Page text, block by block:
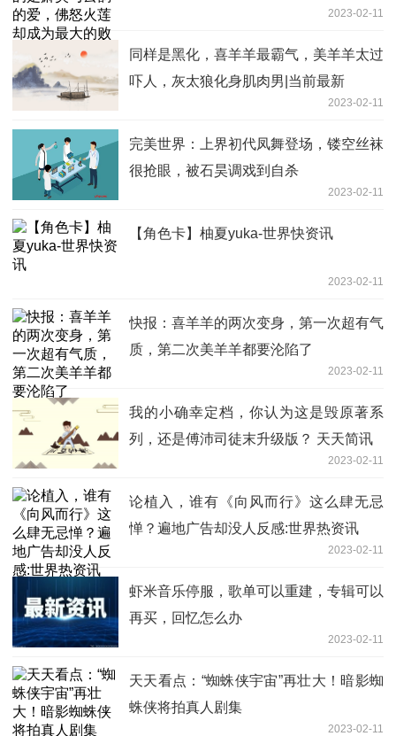
2023-02-11
同样是黑化，喜羊羊最霸气，美羊羊太过
吓人，灰太狼化身肌肉男|当前最新
2023-02-11
完美世界：上界初代凤舞登场，镂空丝袜
很抢眼，被石昊调戏到自杀
2023-02-11
【角色卡】柚夏yuka-世界快资讯
2023-02-11
快报：喜羊羊的两次变身，第一次超有气
质，第二次美羊羊都要沦陷了
2023-02-11
我的小确幸定档，你认为这是毁原著系
列，还是傅沛司徒末升级版？ 天天简讯
2023-02-11
论植入，谁有《向风而行》这么肆无忌
惮？遍地广告却没人反感:世界热资讯
2023-02-11
虾米音乐停服，歌单可以重建，专辑可以
再买，回忆怎么办
2023-02-11
天天看点：“蜘蛛侠宇宙”再壮大！暗影蜘
蛛侠将拍真人剧集
2023-02-11